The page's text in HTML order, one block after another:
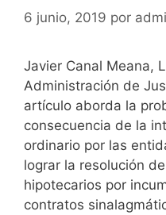
6 junio, 2019 por
Javier Canal Meana,
Administración de
artículo aborda la
consecuencia de la
ordinario por las
lograr la resolución
hipotecarios por
contratos